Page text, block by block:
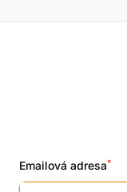
Emailová adresa*